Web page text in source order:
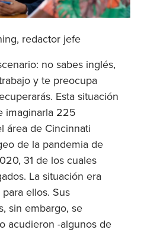
redactor jefe
no sabes inglés,
y te preocupa
Esta situación
imaginarla 225
área de Cincinnati
de la pandemia de
31 de los cuales
La situación era
ellos. Sus
sin embargo, se
acudieron -algunos de